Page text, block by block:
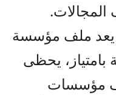
يعد ملف مؤسسة
بامتياز، يحظى
مؤسسات